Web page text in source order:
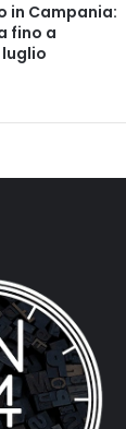
in Campania:
fino a